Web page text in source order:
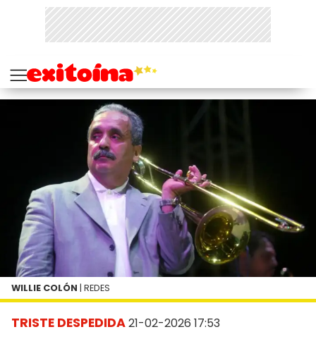
TRISTE DESPEDIDA21-02-2026 17:53
WILLIE COLÓN | REDES